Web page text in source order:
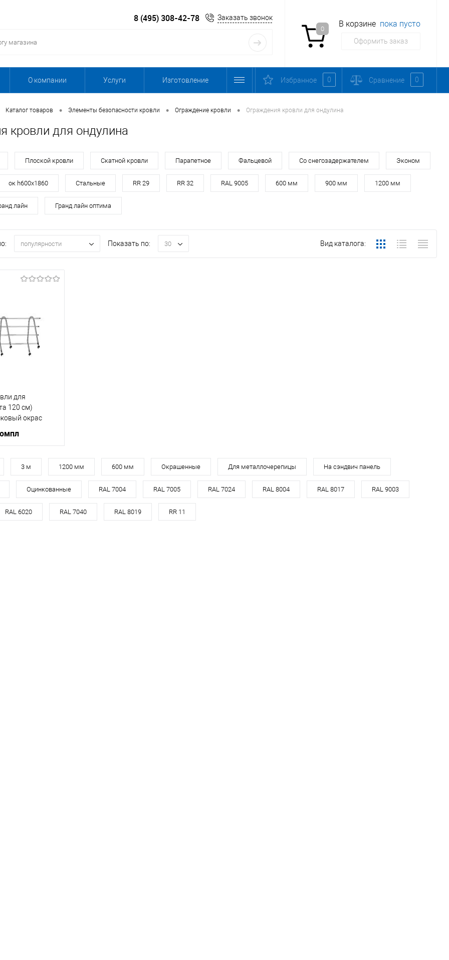
8 (495) 308-42-78 Заказать звонок
0
В корзине пока пусто
Оформить заказ
О компании Услуги Изготовление Избранное 0 Сравнение 0
Каталог товаров • Элементы безопасности кровли • Ограждение кровли • Ограждения кровли для ондулина
кровли для ондулина
Плоской кровли Скатной кровли Парапетное Фальцевой Со снегозадержателем Эконом
ок h600х1860 Стальные RR 29 RR 32 RAL 9005 600 мм 900 мм 1200 мм
лайн Гранд лайн оптима
популярности Показать по: 30 Вид каталога:
для
120 см)
окрас
Профиль
ондулин
3 м 1200 мм 600 мм Окрашенные Для металлочерепицы На сэндвич панель
Оцинкованные RAL 7004 RAL 7005 RAL 7024 RAL 8004 RAL 8017 RAL 9003
RAL 6020 RAL 7040 RAL 8019 RR 11